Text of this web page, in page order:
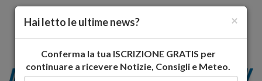
×
Hai letto le ultime news?
Conferma la tua ISCRIZIONE GRATIS per
continuare a ricevere Notizie, Consigli e Meteo.